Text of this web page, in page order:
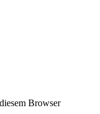
Browser